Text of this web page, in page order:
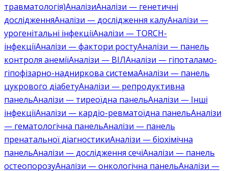
травматологія)АналізиАналізи — генетичні
дослідженняАналізи — дослідження калуАналізи —
урогенітальні інфекціїАналізи — TORCH-
інфекціїАналізи — фактори ростуАналізи — панель
контроля анеміїАналізи — ВІЛАналізи — гіпоталамо-
гіпофізарно-надниркова системаАналізи — панель
цукрового діабетуАналізи — репродуктивна
панельАналізи — тиреоїдна панельАналізи — Інші
інфекціїАналізи — кардіо-ревматоїдна панельАналізи
— гематологічна панельАналізи — панель
пренатальної діагностикиАналізи — біохімічна
панельАналізи — дослідження сечіАналізи — панель
остеопорозуАналізи — онкологічна панельАналізи —